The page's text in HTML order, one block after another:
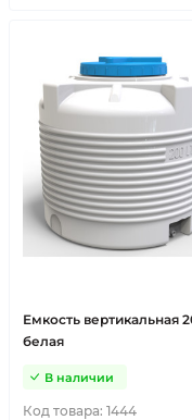
Емкость вертикальная
белая
Код товара: 1444
В наличии